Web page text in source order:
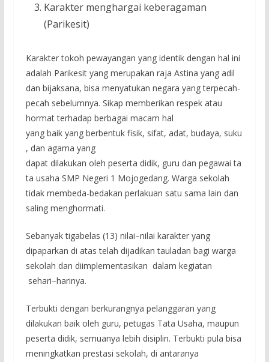
Karakter menghargai keberagaman
(Parikesit)
Karakter tokoh pewayangan yang identik dengan hal ini
adalah Parikesit yang merupakan raja Astina yang adil
dan bijaksana, bisa menyatukan negara yang terpecah-
pecah sebelumnya. Sikap memberikan respek atau
hormat terhadap berbagai macam hal
yang baik yang berbentuk fisik, sifat, adat, budaya, suku
, dan agama yang
dapat dilakukan oleh peserta didik, guru dan pegawai ta
ta usaha SMP Negeri 1 Mojogedang. Warga sekolah
tidak membeda-bedakan perlakuan satu sama lain dan
saling menghormati.
Sebanyak tigabelas (13) nilai–nilai karakter yang
dipaparkan di atas telah dijadikan tauladan bagi warga
sekolah dan diimplementasikan dalam kegiatan
sehari–harinya.
Terbukti dengan berkurangnya pelanggaran yang
dilakukan baik oleh guru, petugas Tata Usaha, maupun
peserta didik, semuanya lebih disiplin. Terbukti pula bisa
meningkatkan prestasi sekolah, di antaranya